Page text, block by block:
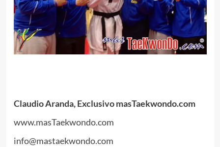
Claudio Aranda, Exclusivo masTaekwondo.com
www.masTaekwondo.com
info@mastaekwondo.com